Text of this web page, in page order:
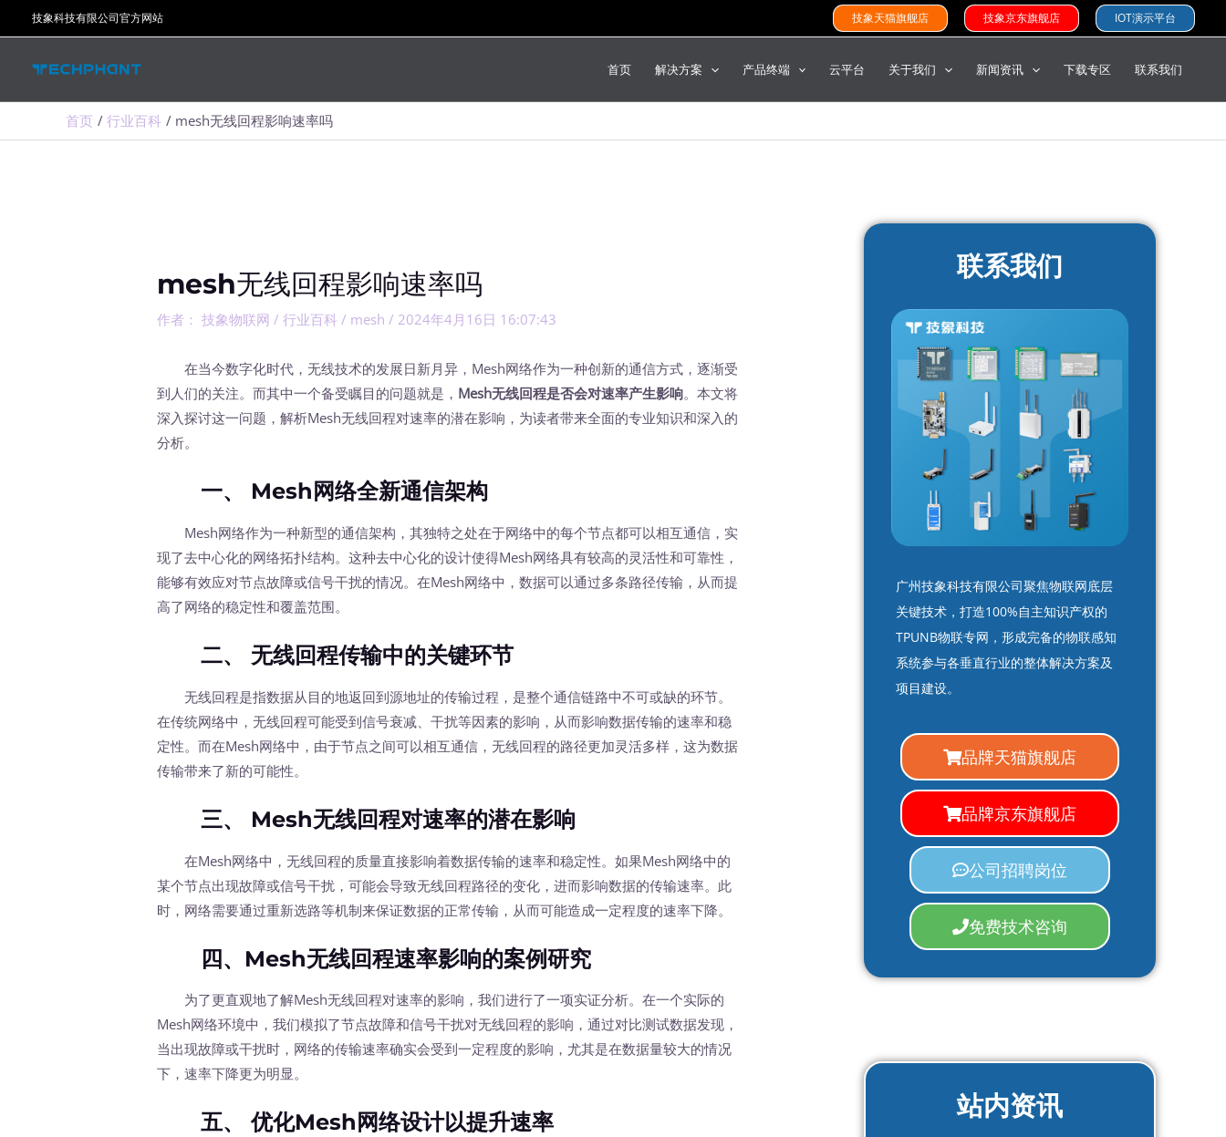
至
技象科技有限公司官方网站 技象天猫旗舰店 技象京东旗舰店 IOT演示平台
首页 解决方案 产品终端 云平台 关于我们 新闻资讯 下载专区 联系我们
首页 行业百科 mesh无线回程影响速率吗
mesh无线回程影响速率吗
作者： 技象物联网/行业百科 / mesh / 2024年4月16日 16:07:43
在当今数字化时代，无线技术的发展日新月异，Mesh网络作为一种创新的通信方式，逐渐受
到人们的关注。而其中一个备受瞩目的问题就是， Mesh无线回程是否会对速率产生影响。本文将
深入探讨这一问题，解析Mesh无线回程对速率的潜在影响，为读者带来全面的专业知识和深入的
分析。
一、 Mesh网络全新通信架构
Mesh网络作为一种新型的通信架构，其独特之处在于网络中的每个节点都可以相互通信，实
现了去中心化的网络拓扑结构。这种去中心化的设计使得Mesh网络具有较高的灵活性和可靠性，
能够有效应对节点故障或信号干扰的情况。在Mesh网络中，数据可以通过多条路径传输，从而提
高了网络的稳定性和覆盖范围。
二、 无线回程传输中的关键环节
无线回程是指数据从目的地返回到源地址的传输过程，是整个通信链路中不可或缺的环节。
在传统网络中，无线回程可能受到信号衰减、干扰等因素的影响，从而影响数据传输的速率和稳
定性。而在Mesh网络中，由于节点之间可以相互通信，无线回程的路径更加灵活多样，这为数据
传输带来了新的可能性。
三、 Mesh无线回程对速率的潜在影响
在Mesh网络中，无线回程的质量直接影响着数据传输的速率和稳定性。如果Mesh网络中的
某个节点出现故障或信号干扰，可能会导致无线回程路径的变化，进而影响数据的传输速率。此
时，网络需要通过重新选路等机制来保证数据的正常传输，从而可能造成一定程度的速率下降。
四、Mesh无线回程速率影响的案例研究
为了更直观地了解Mesh无线回程对速率的影响，我们进行了一项实证分析。在一个实际的
Mesh网络环境中，我们模拟了节点故障和信号干扰对无线回程的影响，通过对比测试数据发现，
当出现故障或干扰时，网络的传输速率确实会受到一定程度的影响，尤其是在数据量较大的情况
下，速率下降更为明显。
五、 优化Mesh网络设计以提升速率
联系我们
广州技象科技有限公司聚焦物联网底层
关键技术，打造100%自主知识产权的
TPUNB物联专网，形成完备的物联感知
系统参与各垂直行业的整体解决方案及
项目建设。
品牌天猫旗舰店
品牌京东旗舰店
公司招聘岗位
免费技术咨询
站内资讯